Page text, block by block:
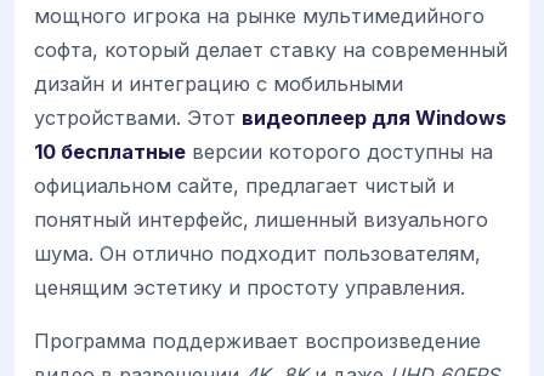
мощного игрока на рынке мультимедийного
софта, который делает ставку на современный
дизайн и интеграцию с мобильными
устройствами. Этот видеоплеер для Windows
10 бесплатные версии которого доступны на
официальном сайте, предлагает чистый и
понятный интерфейс, лишенный визуального
шума. Он отлично подходит пользователям,
ценящим эстетику и простоту управления.
Программа поддерживает воспроизведение